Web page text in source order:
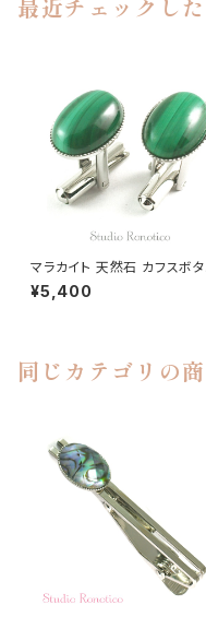
最近チェックし
マラカイト 天然石 カフスボタ
kf-25-k
¥5,400
同じカテゴリの